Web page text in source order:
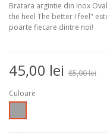
Bratara argintie din Inox
the heel The better I feel"
poarte fiecare dintre noi!
45,00 lei 85,00 lei
Culoare